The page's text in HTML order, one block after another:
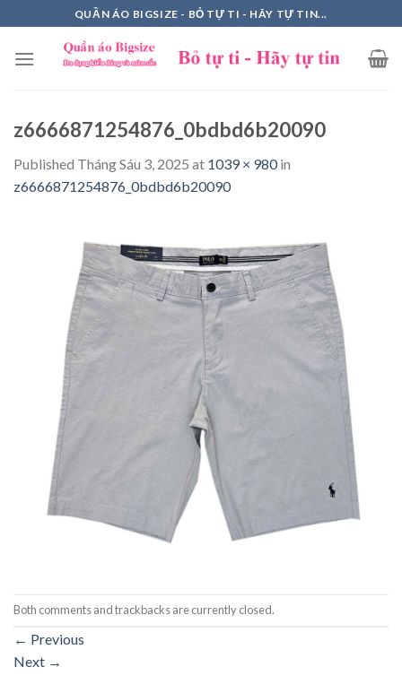
to
content
QUẦN ÁO BIGSIZE - BỎ TỰ TI - HÃY TỰ TIN...
z6666871254876_0bdbd6b20090
Published Tháng Sáu 3, 2025 at 1039 × 980in
z6666871254876_0bdbd6b20090
Both comments and trackbacks are currently closed.
← Previous
Next →